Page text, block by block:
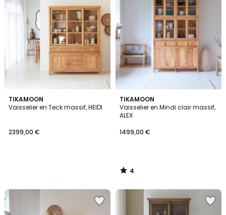
TIKAMOON
Vaisselier en Teck massif, HEIDI
2399,00 €
TIKAMOON
Vaisselier en Mindi clair massif,
ALEX
1499,00 €
4
/
5
4
/